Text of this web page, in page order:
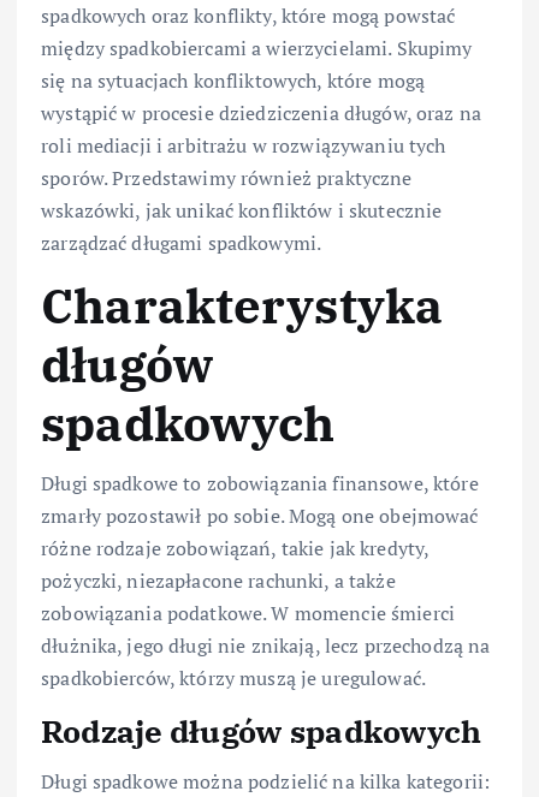
spadkowych oraz konflikty, które mogą powstać
między spadkobiercami a wierzycielami. Skupimy
się na sytuacjach konfliktowych, które mogą
wystąpić w procesie dziedziczenia długów, oraz na
roli mediacji i arbitrażu w rozwiązywaniu tych
sporów. Przedstawimy również praktyczne
wskazówki, jak unikać konfliktów i skutecznie
zarządzać długami spadkowymi.
Charakterystyka
długów
spadkowych
Długi spadkowe to zobowiązania finansowe, które
zmarły pozostawił po sobie. Mogą one obejmować
różne rodzaje zobowiązań, takie jak kredyty,
pożyczki, niezapłacone rachunki, a także
zobowiązania podatkowe. W momencie śmierci
dłużnika, jego długi nie znikają, lecz przechodzą na
spadkobierców, którzy muszą je uregulować.
Rodzaje długów spadkowych
Długi spadkowe można podzielić na kilka kategorii: